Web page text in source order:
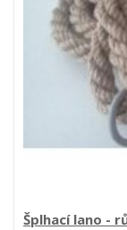
Šplhací lano -